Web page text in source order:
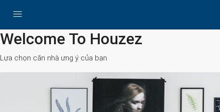
Search
Welcome To Houzez
Lựa chọn căn nhà ưng ý của bạn